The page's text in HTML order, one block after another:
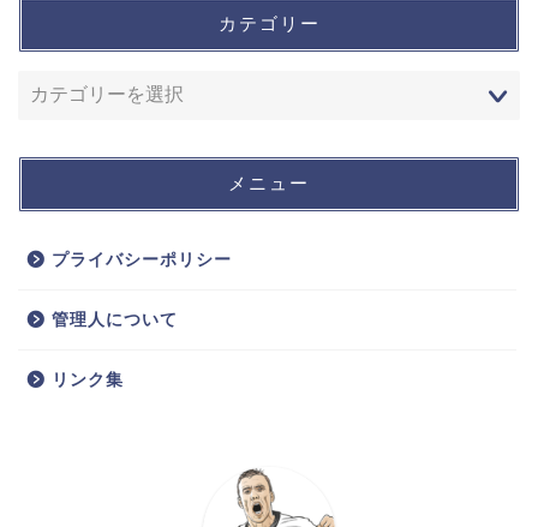
カテゴリー
メニュー
プライバシーポリシー
管理人について
リンク集